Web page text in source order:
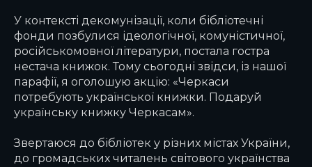
У контексті декомунізації, коли бібліотечні
фонди позбулися ідеологічної, комуністичної,
російськомовної літератури, постала гостра
нестача книжок. Тому сьогодні звідси, із нашої
парафії, я оголошую акцію: «Черкаси
потребують української книжки. Подаруй
українську книжку Черкасам».
Звертаюся до бібліотек у різних містах України,
до громадських читалень світового українства